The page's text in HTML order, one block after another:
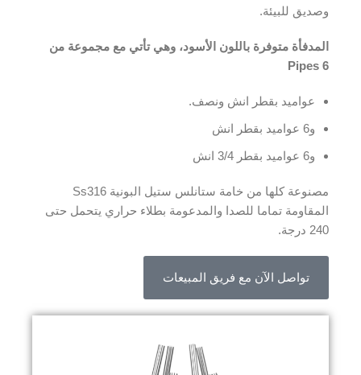
وصديق للبيئة.
المدفأة متوفرة باللون الأسود، وهي تأتي مع مجموعة من
Pipes 6
عواميد بقطر انش ونصف.
و6 عواميد بقطر انش
و6 عواميد بقطر 3/4 انش
مصنوعة كلها من خامة ستانلس ستيل البونية Ss316
المقاومة تماما للصدا والمدعومة بطلاء حراري يتحمل حتى
240 درجة.
تواصل الآن مع فريق المبيعات